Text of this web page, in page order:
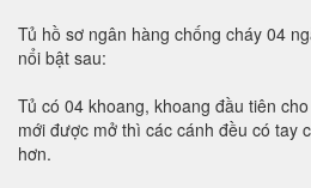
Tủ hồ sơ ngân hàng chống cháy 04
nổi bật sau:
Tủ có 04 khoang, khoang đầu tiên
mới được mở thì các cánh đều có tay
hơn.